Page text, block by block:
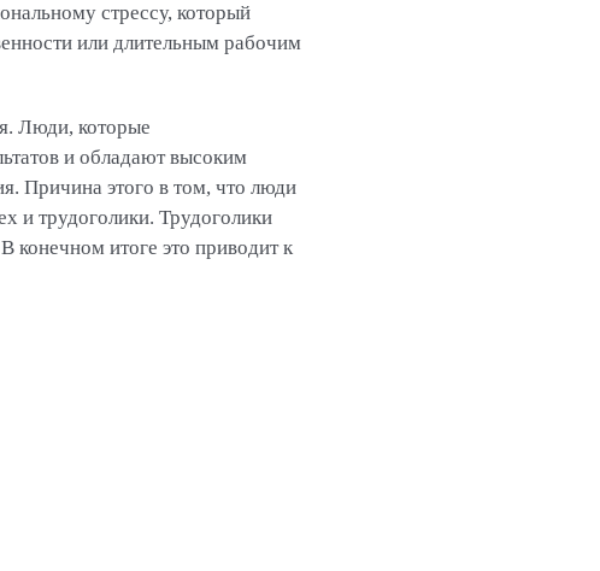
стрессу, который
или длительным рабочим
Люди, которые
и обладают высоким
Причина этого в том, что люди
и трудоголики. Трудоголики
конечном итоге это приводит к